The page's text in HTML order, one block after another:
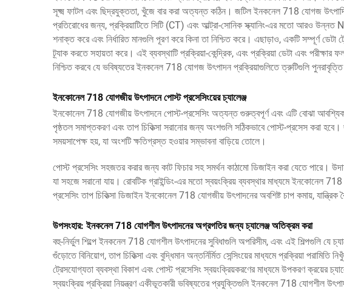
সূক্ষ্ম ফাটল এবং ছিদ্রযুক্ততা, খুঁজে বার করা অত্যন্ত কঠিন। জটিল ইনকনেল 718 যোগজ
প্রতিরোধের জন্য, প্রক্রিয়াটিতে সিটি (CT) এবং আল্ট্রা-সোনিক স্ক্যানিং-এর মতো আরও
শনাক্ত করে এবং নির্ধারিত মানগুলি পূরণ করে কিনা তা নিশ্চিত করে। এছাড়াও, একটি সম্পূর্ণ
ট্র্যাক করতে সহায়তা করে। এই ব্যবস্থাটি প্রক্রিয়া-কেন্দ্রিক, এবং প্রক্রিয়া ডেটা এবং
নিশ্চিত করবে যে ভবিষ্যতের ইনকনেল 718 যোগজ উৎপাদন প্রক্রিয়াগুলিতে ত্রুটিগুলি পুনরাবৃত্তি
ইনকোনেল 718 যোগজীয় উৎপাদনে পোস্ট প্রসেসিংয়ের চ্যালেঞ্জ
ইনকোনেল 718 যোগজীয় উৎপাদনে পোস্ট-প্রসেসিং অত্যন্ত গুরুত্বপূর্ণ এবং এটি বোঝা
পৃষ্ঠতল সমাপ্তকরণ এবং তাপ চিকিত্সা সরানোর জন্য অংশগুলি সঠিকভাবে পোস্ট-প্রসেস করা
সময়সাপেক্ষ হয়, যা অংশটি ক্ষতিগ্রস্ত হওয়ার সম্ভাবনা বাড়িয়ে তোলে।
পোস্ট প্রসেসিং সহজতর করার জন্য কাট ফিচার সহ সমর্থন কাঠামো ডিজাইন করা যেতে পারে।
যা সহজে সরানো যায়। রোবটিক গ্রাইন্ডিং-এর মতো স্বয়ংক্রিয় ব্যবস্থার মাধ্যমে ইনকোনেল
প্রসেসিং তাপ চিকিত্সা ডিজাইন ইনকোনেল 718 যোগজীয় উৎপাদনের অবশিষ্ট চাপ কমায়,
উপসংহার: ইনকনেল 718 যোগশীল উৎপাদনের অগ্রগতির জন্য চ্যালেঞ্জ অতিক্রম করা
বহু-নির্ভুল শিল্পে ইনকনেল 718 যোগশীল উৎপাদনের সুবিধাগুলি অপরিসীম, এবং এই শিল্পগুলি যে
গুঁড়োতে বিনিয়োগ, তাপ চিকিত্সা এবং বুদ্ধিমান অন্তর্নির্মিত সেন্সিংয়ের মাধ্যমে প্রক্রিয়া পরামিতি
ট্রেসযোগ্যতা ব্যবস্থা বিকাশ এবং পোস্ট প্রসেসিং স্বয়ংক্রিয়করণের মাধ্যমে উপকরণ ক্রয়ের
স্বয়ংক্রিয় প্রক্রিয়া নিয়ন্ত্রণ একীভূতকারী ভবিষ্যতের প্রযুক্তিগুলি ইনকনেল 718 যোগশীল